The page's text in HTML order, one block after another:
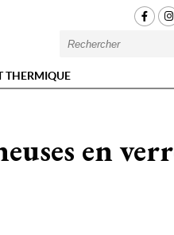
THERMIQUE
en